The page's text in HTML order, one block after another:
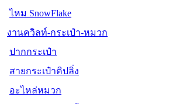
ไหม SnowFlake
งานควิลท์-กระเป๋า-หมวก
ปากกระเป๋า
สายกระเป๋าคิปลิ่ง
อะไหล่หมวก